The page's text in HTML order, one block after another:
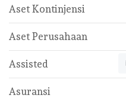
Aset Kontinjensi
Aset Perusahaan
Assisted
Asuransi